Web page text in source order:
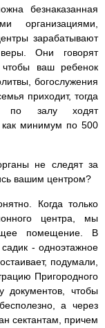
безнаказанная
организациями,
зарабатывают
Они говорят
ваш ребенок
богослужения
приходит, тогда
по залу ходят
как минимум по 500
не следят за
вашим центром?
Когда только
центра, мы
помещение. В
- одноэтажное
подумали,
Пригородного
документов, чтобы
а через
сектантам, причем